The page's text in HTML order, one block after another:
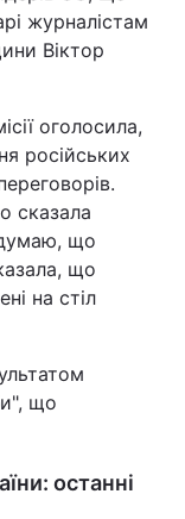
журналістам
Віктор
оголосила,
російських
сказала
думаю, що
що
на стіл
що
останні